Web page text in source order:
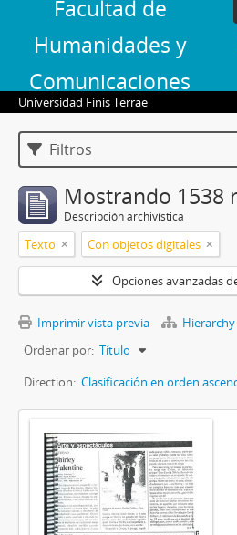
Facultad de
Humanidades y
Comunicaciones
Universidad Finis Terrae
Filtros
Mostrando 1538
Descripción archivística
Texto Con objetos digitales
Opciones avanzadas
Imprimir vista previa Hierarchy
Ordenar por: Título
Direction: Clasificación en orden